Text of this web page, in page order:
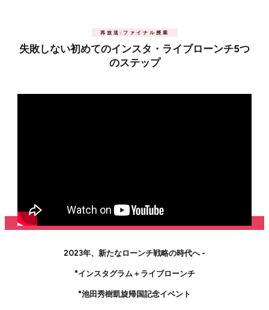
再放送:ファイナル授業
失敗しない初めてのインスタ・ライブローンチ5つ
のステップ
2023年、新たなローンチ戦略の時代へ -
"インスタグラム＋ライブローンチ
"池田秀樹凱旋帰国記念イベント